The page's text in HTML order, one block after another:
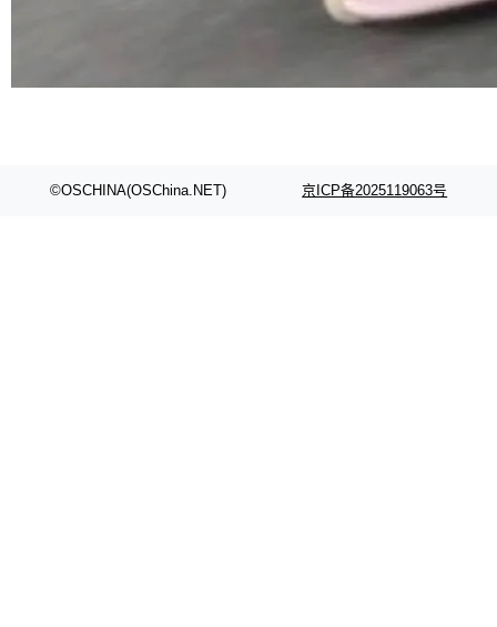
©OSCHINA(OSChina.NET) 京ICP备2025119063号